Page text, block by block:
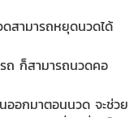
ดสามารถหยุดนวดได้
ถ ก็สามารถนวดคอ
ออกมาตอนนวด จะช่วย